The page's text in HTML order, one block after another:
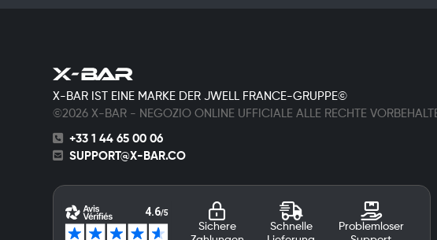
X-BAR IST EINE MARKE DER JWELL FRANCE-GRUPPE©
©2026 X-BAR - NEGOZIO ONLINE UFFICIALE ALLE RECHTE
+33 1 44 65 00 06
SUPPORT@X-BAR.CO
Sichere
Schnelle
Problemloser